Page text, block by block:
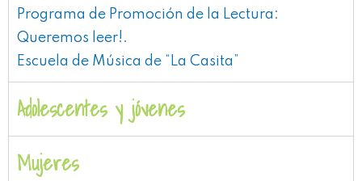
Programa de Promoción de la Lectura:
Queremos leer!.
Escuela de Música de “La Casita”
Adolescentes y jóvenes
Mujeres